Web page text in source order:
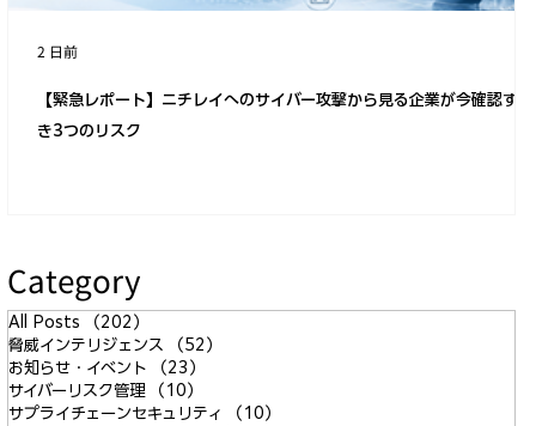
【緊急レポート】ニチレイへのサイバー攻撃から見る企業が今確認すべ
き3つのリスク
2 日前
Category
All Posts （202）
脅威インテリジェンス
（52）
お知らせ・イベント
（23）
サイバーリスク管理
（10）
サプライチェーンセキュリティ
（10）